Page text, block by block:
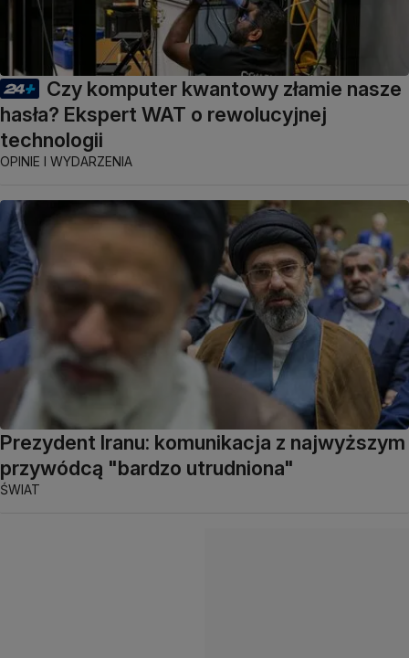
Czy komputer kwantowy złamie nasze
hasła? Ekspert WAT o rewolucyjnej
technologii
OPINIE I WYDARZENIA
Prezydent Iranu: komunikacja z najwyższym
przywódcą "bardzo utrudniona"
ŚWIAT